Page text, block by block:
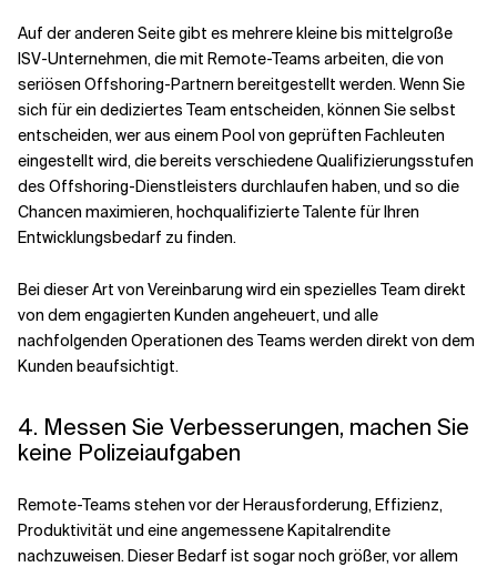
Auf der anderen Seite gibt es mehrere kleine bis mittelgroße
ISV-Unternehmen, die mit Remote-Teams arbeiten, die von
seriösen Offshoring-Partnern bereitgestellt werden. Wenn Sie
sich für ein dediziertes Team entscheiden, können Sie selbst
entscheiden, wer aus einem Pool von geprüften Fachleuten
eingestellt wird, die bereits verschiedene Qualifizierungsstufen
des Offshoring-Dienstleisters durchlaufen haben, und so die
Chancen maximieren, hochqualifizierte Talente für Ihren
Entwicklungsbedarf zu finden.
Bei dieser Art von Vereinbarung wird ein spezielles Team direkt
von dem engagierten Kunden angeheuert, und alle
nachfolgenden Operationen des Teams werden direkt von dem
Kunden beaufsichtigt.
4. Messen Sie Verbesserungen, machen Sie
keine Polizeiaufgaben
Remote-Teams stehen vor der Herausforderung, Effizienz,
Produktivität und eine angemessene Kapitalrendite
nachzuweisen. Dieser Bedarf ist sogar noch größer, vor allem